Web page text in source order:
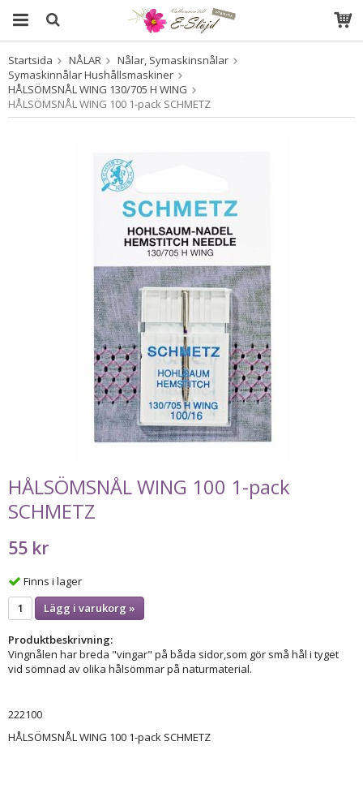
Produkten har blivit tillagd i varukorgen
Startsida NÅLAR
Nålar, Symaskinsnålar
Symaskinnålar Hushållsmaskiner
HÅLSÖMSNÅL WING 130/705 H WING
HÅLSÖMSNÅL WING 100 1-pack SCHMETZ
HÅLSÖMSNÅL WING 100 1-pack
SCHMETZ
55 kr
Finns i lager
Lägg i varukorg »
Produktbeskrivning:
Vingnålen har breda "vingar" på båda sidor,som gör små hål i tyget
vid sömnad av olika hålsömmar på naturmaterial.
222100
HÅLSÖMSNÅL WING 100 1-pack SCHMETZ